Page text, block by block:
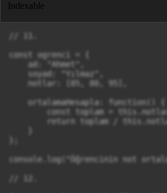
Indexable
const ogrenci = {
    ad: "Ahmet",
    soyad: "Yılmaz",
    notlar: [85, 80, 95],
    ortalamaHesapla: function() {
const toplam =
return toplam /
console.log("Öğrencinin not